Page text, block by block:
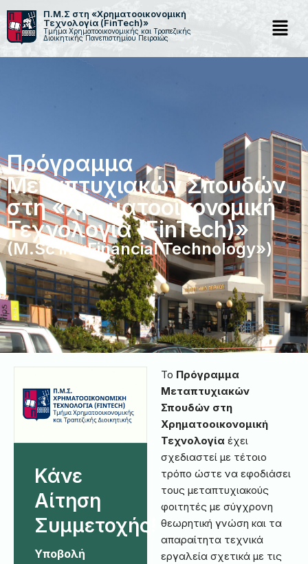
Μεταπηδήστε
Π.Μ.Σ στη «Χρηματοοικονομική
Τεχνολογία (FinTech)»
Τμήμα Χρηματοοικονομικής και Τραπεζικής
Διοικητικής Πανεπιστημίου Πειραιώς
Πρόγραμμα
Μεταπτυχιακών Σπουδών
στη «Χρηματοοικονομική
Τεχνολογία (FinTech)»
(M.Sc in «Financial Technology»)
Κάνε
Αίτηση
Συμμετοχής!
Υποβολή
Το Πρόγραμμα
Μεταπτυχιακών
Σπουδών στη
Χρηματοοικονομική
Τεχνολογία έχει
σχεδιαστεί με τέτοιο
τρόπο ώστε να εφοδιάσει
τους μεταπτυχιακούς
φοιτητές με σύγχρονη
θεωρητική γνώση και τα
απαραίτητα τεχνικά
εργαλεία σχετικά με τις